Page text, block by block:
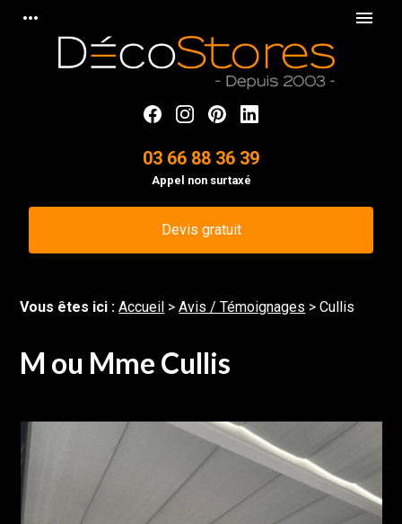
more_horiz menu
03 66 88 36 39
Appel non surtaxé
Devis gratuit
Vous êtes ici :Accueil >Avis / Témoignages >Cullis
M ou Mme Cullis